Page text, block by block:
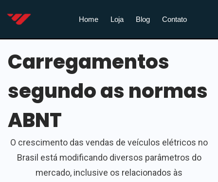
Home Loja Blog Contato
Carregamentos
segundo as normas
ABNT
O crescimento das vendas de veículos elétricos no
Brasil está modificando diversos parâmetros do
mercado, inclusive os relacionados às